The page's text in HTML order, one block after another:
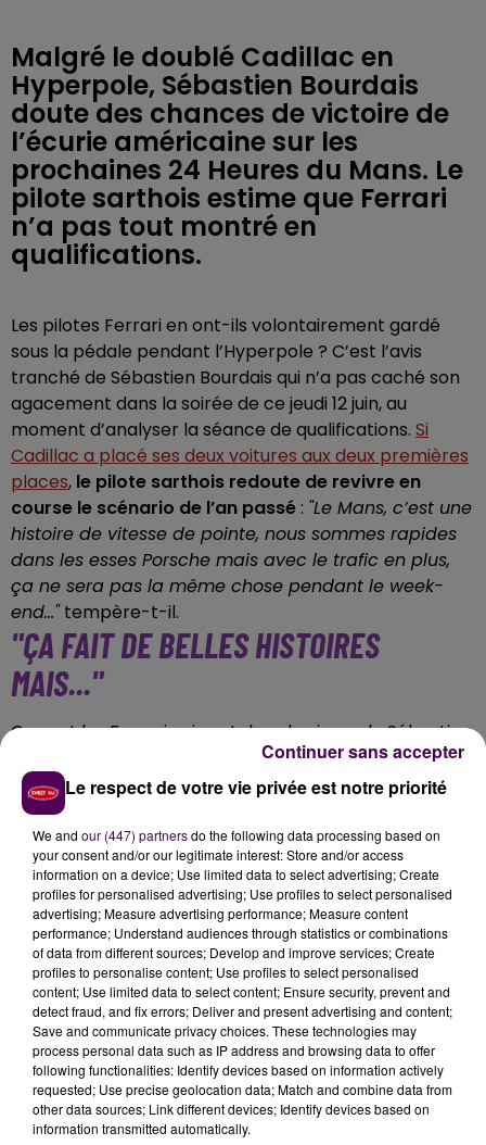
Malgré le doublé Cadillac en
Hyperpole, Sébastien Bourdais
doute des chances de victoire de
l’écurie américaine sur les
prochaines 24 Heures du Mans. Le
pilote sarthois estime que Ferrari
n’a pas tout montré en
qualifications.
Les pilotes Ferrari en ont-ils volontairement gardé
sous la pédale pendant l’Hyperpole ? C’est l’avis
tranché de Sébastien Bourdais qui n’a pas caché son
agacement dans la soirée de ce jeudi 12 juin, au
moment d’analyser la séance de qualifications. Si
Cadillac a placé ses deux voitures aux deux premières
places, le pilote sarthois redoute de revivre en
course le scénario de l’an passé : "Le Mans, c’est une
histoire de vitesse de pointe, nous sommes rapides
dans les esses Porsche mais avec le trafic en plus,
ça ne sera pas la même chose pendant le week-
end..."tempère-t-il.
"ÇA FAIT DE BELLES HISTOIRES
MAIS..."
Ce sont les Ferrari qui sont dans le viseur de Sébastien
Bourdais. Seule la #50 a pu accéder à la dernière
partie des qualifications pour finalement se classer à
une anecdotique 7e place sur la grille de départ. Mais
le Manceau doute de la sincérité de l’écurie italienne :
"On a vu les temps de Yfei Yé lors des essais sur une
piste non gommée.Les trois Ferrari pouvaient aller
bien plus vite. C’est sûr que ça fait de belles histoires
mais on se moque du monde. C’est terriblement
frustrant car pour nous maintenant la victoire serait
inespérée"lâche-t-il avec déjà une pointe
d’amertume.
... A LIRE AUSSI :
Le respect de votre vie privée est notre priorité
We and our (447) partnersdo the following data processing based on
your consent and/or our legitimate interest: Store and/or access
information on a device; Use limited data to select advertising; Create
profiles for personalised advertising; Use profiles to select personalised
advertising; Measure advertising performance; Measure content
performance; Understand audiences through statistics or combinations
of data from different sources; Develop and improve services; Create
profiles to personalise content; Use profiles to select personalised
content; Use limited data to select content; Ensure security, prevent and
detect fraud, and fix errors; Deliver and present advertising and content;
Save and communicate privacy choices. These technologies may
process personal data such as IP address and browsing data to offer
following functionalities: Identify devices based on information actively
requested; Use precise geolocation data; Match and combine data from
other data sources; Link different devices; Identify devices based on
information transmitted automatically.
Continuer sans accepter